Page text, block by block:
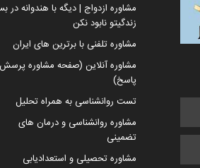
مشاوره ازدواج | دیگه با هندوانه در
زندگیتو نابود نکن
مشاوره تلفنی با برترین های ایران
مشاوره آنلاین (صفحه مشاوره
پاسخ)
تست روانشناسی به همراه تحلیل
مشاوره روانشناسی و درمان های
تضمینی
مشاوره تحصیلی و استعدادیابی